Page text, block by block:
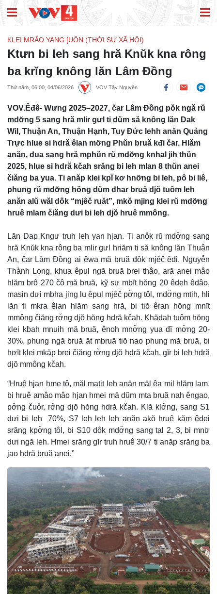
KLEI MRÂO YANG [UÔN (THỜI SỰ XÃ HỘI)
Ktưn bi leh sang hră Knŭk kna rông
ba krĭng knông lăn Lâm Đồng
Thứ năm, 06:00, 04/06/2026 VOV Tây Nguyên
VOV.Êđê- Wưng 2025–2027, čar Lâm Đồng pŏk ngă rŭ
mdơ̆ng 5 sang hră mlir gưl ti dŭm să knông lăn Dak
Wil, Thuận An, Thuận Hạnh, Tuy Đức lehh anăn Quảng
Trực hlue si hdră êlan mơ̆ng Phŭn bruă kđi čar. Hlăm
anăn, dua sang hră mphŭn rŭ mdơ̆ng knhal jih thŭn
2025, hlue si hdră kčah srăng bi leh mlan 8 thŭn anei
čiăng ba yua. Ti anăp klei kpĭ kơ hnơ̆ng bi leh, pô bi liê,
phung rŭ mdơ̆ng hŏng dŭm dhar bruă djŏ tuôm leh
anăn alŭ wăl dôk “mjêč ruăt”, mkŏ mjing klei rŭ mdơ̆ng
hruê mlam čiăng dưi bi leh djŏ hruê mmông.
Lăn Dap Kngư truh leh yan hjan. Ti anôk rŭ mdơ̆ng sang
hră Knŭk kna rông ba mlir gưl hriăm ti să knông lăn Thuận
An, čar Lâm Đồng ai êwa mă bruă dôk mjêč êdi. Nguyễn
Thành Long, khua êpul ngă bruă brei thâo, ară anei mâo
hlăm brô 270 čô mă bruă, kỹ sư mbĭt hŏng 20 êdeh êdâo,
masin dưi mbha jing lu êpul mjêč pơ̆ng tôl, mdơ̆ng mtih, hli
lăn ti mkra êlan hlăm sang hră, bi tiŏ êran hŏng mnĭt
mmông čiăng rơ̆ng djŏ hŏng hdră kčah. Khădah tuôm hŏng
klei kƀah mnuih mă bruă, ênoh mnơ̆ng yua đĭ mơ̆ng 20-
30%, phung ngă bruă ăt mbruă tiŏ nao phung mă bruă, bi
hơĭt klei mkăp brei čiăng rơ̆ng djŏ hdră kčah, gĭr bi leh hdră
djŏ mmông kčah.
“Hruê hjan hme tô, măl matit leh anăn măl êa mil hlăm lam,
bi hruê amâo mâo hjan hmei mă dŭm mta bruă nah êngao,
pơ̆ng čuôr, rơ̆ng djŏ hŏng hdră kčah. Klă klơ̆ng, sang S1
dưi bi leh 70%, S7 leh leh leh anăn akŏ hruê kăm êdei
srăng kpơ̆ng tôl, bi S10 dôk mdơ̆ng sang tal 2, 3, bi mnư̆
dưi ngă leh. Hmei srăng gĭr truh hruê 30/7 ti anăp srăng ba
jao hdră bruă anei.”